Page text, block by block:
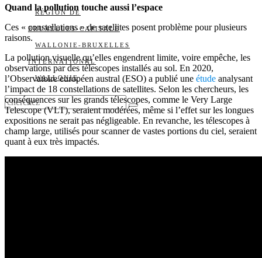
RÉGION DE
BRUXELLES-CAPITALE
WALLONIE-BRUXELLES
INTERNATIONAL
WALLONIE
Quand la pollution touche aussi l’espace
Ces « constellations » de satellites posent problème pour plusieurs
raisons.
La pollution visuelle qu’elles engendrent limite, voire empêche, les
observations par des télescopes installés au sol. En 2020,
l’Observatoire européen austral (ESO) a publié une étude analysant
l’impact de 18 constellations de satellites. Selon les chercheurs, les
conséquences sur les grands télescopes, comme le Very Large
Telescope (VLT), seraient modérées, même si l’effet sur les longues
expositions ne serait pas négligeable. En revanche, les télescopes à
champ large, utilisés pour scanner de vastes portions du ciel, seraient
quant à eux très impactés.